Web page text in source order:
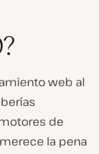
web al
de
la pena